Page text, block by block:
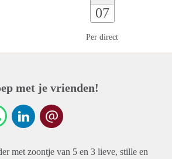
07
Per direct
met je vrienden!
met zoontje van 5 en 3 lieve, stille en